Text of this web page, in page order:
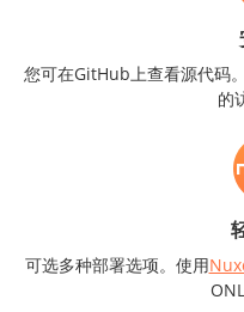
您可在GitHub上查看源代码
的
可选多种部署选项。使用